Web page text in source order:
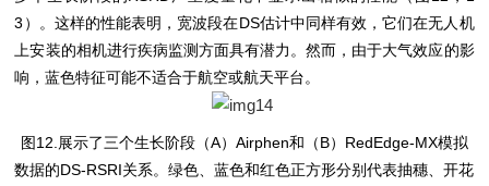
3）。这样的性能表明，宽波段在DS估计中同样有效，它们在无人机
上安装的相机进行疾病监测方面具有潜力。然而，由于大气效应的影
响，蓝色特征可能不适合于航空或航天平台。
图12.展示了三个生长阶段（A）Airphen和（B）RedEdge-MX模拟
数据的DS-RSRI关系。绿色、蓝色和红色正方形分别代表抽穗、开花